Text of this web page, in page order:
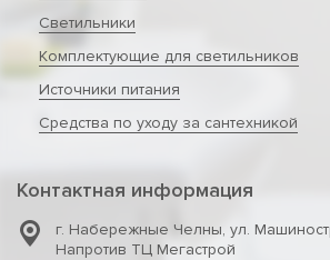
Светильники
Комплектующие для светильников
Источники питания
Средства по уходу за сантехникой
Контактная информация
г. Набережные Челны, ул.
Напротив ТЦ Мегастрой